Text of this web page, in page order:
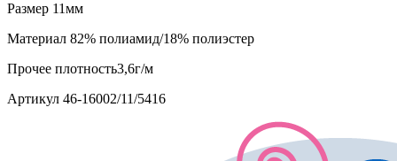
Размер 11мм
Материал 82% полиамид/18% полиэстер
Прочее плотность3,6г/м
Артикул 46-16002/11/5416